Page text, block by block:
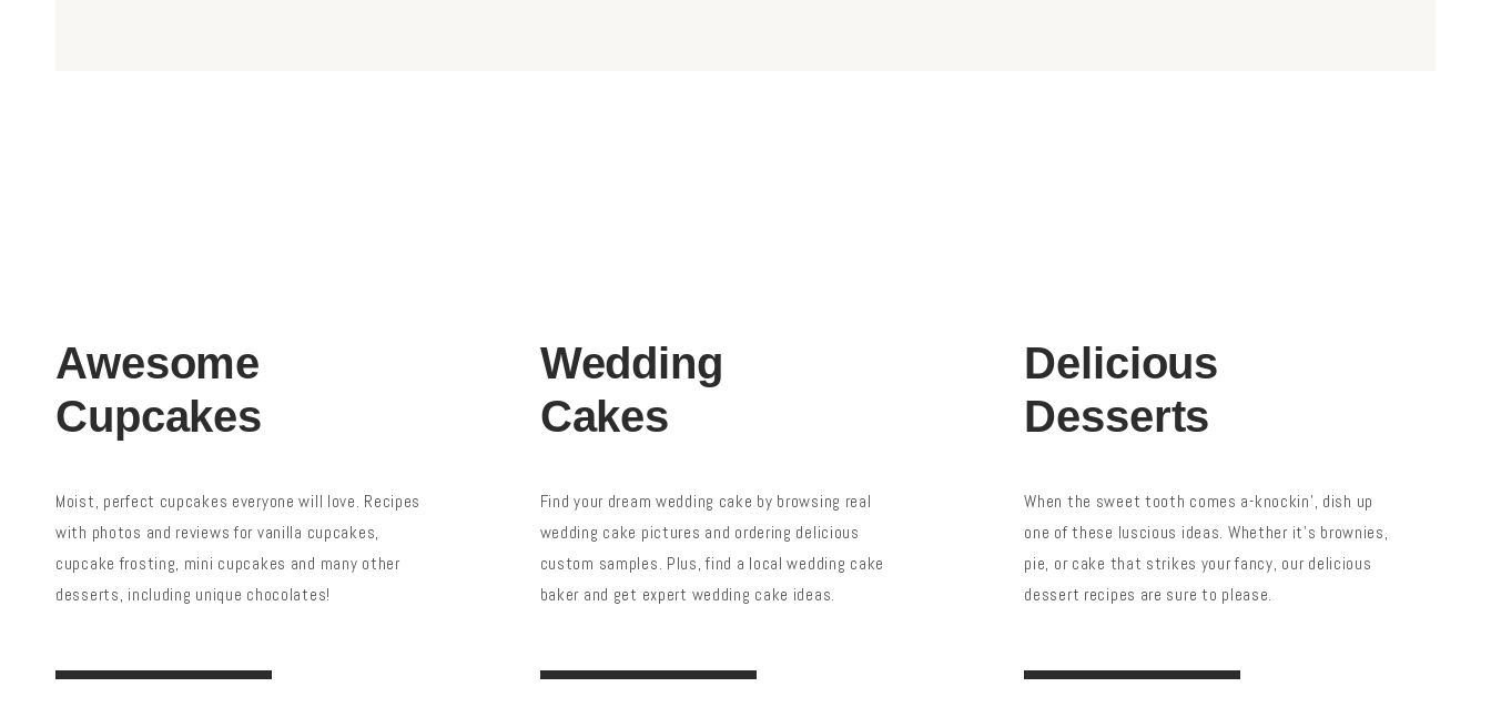
Awesome
Cupcakes
Moist, perfect cupcakes everyone will love. Recipes
with photos and reviews for vanilla cupcakes,
cupcake frosting, mini cupcakes and many other
desserts, including unique chocolates!
Wedding
Cakes
Find your dream wedding cake by browsing real
wedding cake pictures and ordering delicious
custom samples. Plus, find a local wedding cake
baker and get expert wedding cake ideas.
Delicious
Desserts
When the sweet tooth comes a-knockin’, dish up
one of these luscious ideas. Whether it’s brownies,
pie, or cake that strikes your fancy, our delicious
dessert recipes are sure to please.